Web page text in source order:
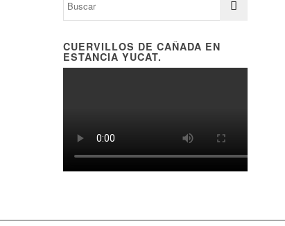
CUERVILLOS DE CAÑADA EN
ESTANCIA YUCAT.